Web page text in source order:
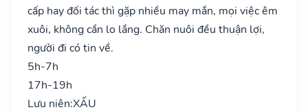
cấp hay đối tác thì gặp nhiều may mắn, mọi việc êm
xuôi, không cần lo lắng. Chăn nuôi đều thuận lợi,
người đi có tin về.
5h-7h
17h-19h
Lưu niên:XẤU